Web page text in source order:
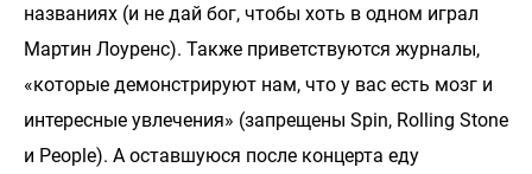
названиях (и не дай бог, чтобы хоть в одном играл
Мартин Лоуренс). Также приветствуются журналы,
«которые демонстрируют нам, что у вас есть мозг и
интересные увлечения» (запрещены Spin, Rolling Stone
и People). А оставшуюся после концерта еду